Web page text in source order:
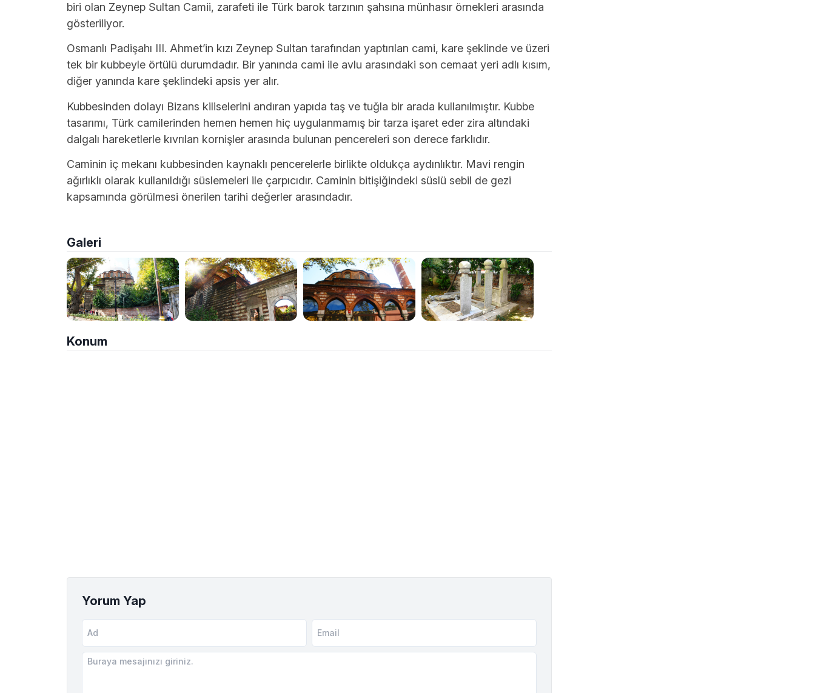
biri olan Zeynep Sultan Camii, zarafeti ile Türk barok tarzının şahsına münhasır örnekleri arasında
gösteriliyor.
Osmanlı Padişahı III. Ahmet’in kızı Zeynep Sultan tarafından yaptırılan cami, kare şeklinde ve üzeri
tek bir kubbeyle örtülü durumdadır. Bir yanında cami ile avlu arasındaki son cemaat yeri adlı kısım,
diğer yanında kare şeklindeki apsis yer alır.
Kubbesinden dolayı Bizans kiliselerini andıran yapıda taş ve tuğla bir arada kullanılmıştır. Kubbe
tasarımı, Türk camilerinden hemen hemen hiç uygulanmamış bir tarza işaret eder zira altındaki
dalgalı hareketlerle kıvrılan kornişler arasında bulunan pencereleri son derece farklıdır.
Caminin iç mekanı kubbesinden kaynaklı pencerelerle birlikte oldukça aydınlıktır. Mavi rengin
ağırlıklı olarak kullanıldığı süslemeleri ile çarpıcıdır. Caminin bitişiğindeki süslü sebil de gezi
kapsamında görülmesi önerilen tarihi değerler arasındadır.
Galeri
Konum
Yorum Yap